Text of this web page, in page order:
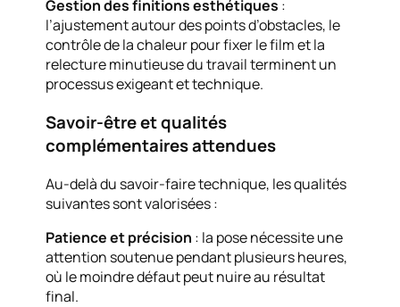
Gestion des finitions esthétiques :
l’ajustement autour des points d’obstacles, le
contrôle de la chaleur pour fixer le film et la
relecture minutieuse du travail terminent un
processus exigeant et technique.
Savoir-être et qualités
complémentaires attendues
Au-delà du savoir-faire technique, les qualités
suivantes sont valorisées :
Patience et précision : la pose nécessite une
attention soutenue pendant plusieurs heures,
où le moindre défaut peut nuire au résultat
final.